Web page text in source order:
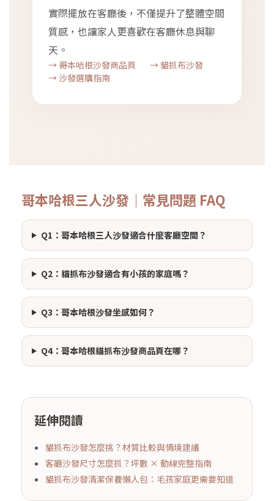
實際擺放在客廳後，不僅提升了整體空間
質感，也讓家人更喜歡在客廳休息與聊
天。
→ 哥本哈根沙發商品頁
→ 貓抓布沙發
→ 沙發選購指南
哥本哈根三人沙發｜常見問題 FAQ
Q1：哥本哈根三人沙發適合什麼客廳空間？
Q2：貓抓布沙發適合有小孩的家庭嗎？
Q3：哥本哈根沙發坐感如何？
Q4：哥本哈根貓抓布沙發商品頁在哪？
延伸閱讀
貓抓布沙發怎麼挑？材質比較與情境建議
客廳沙發尺寸怎麼抓？坪數 × 動線完整指南
貓抓布沙發清潔保養懶人包：毛孩家庭更需要知道